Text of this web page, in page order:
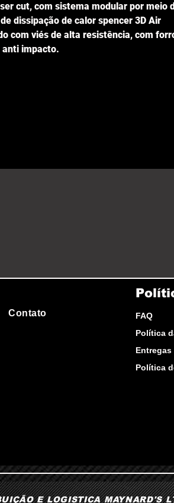
cut, com sistema modular por meio
dissipação de calor spencer 3D Air
com viés de alta resistência, com
impacto.
Contato
FAQ
Política
Política
E LOGISTICA MAYNARD'S